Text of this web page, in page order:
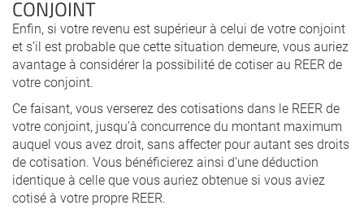
CONJOINT
Enfin, si votre revenu est supérieur à celui de votre conjoint
et s’il est probable que cette situation demeure, vous auriez
avantage à considérer la possibilité de cotiser au REER de
votre conjoint.
Ce faisant, vous verserez des cotisations dans le REER de
votre conjoint, jusqu’à concurrence du montant maximum
auquel vous avez droit, sans affecter pour autant ses droits
de cotisation. Vous bénéficierez ainsi d’une déduction
identique à celle que vous auriez obtenue si vous aviez
cotisé à votre propre REER.